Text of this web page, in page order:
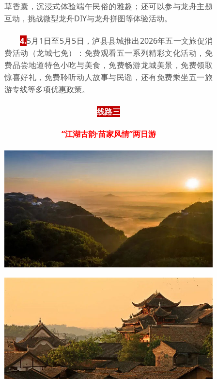
草香囊，沉浸式体验端午民俗的雅趣；还可以参与龙舟主题
互动，挑战微型龙舟DIY与龙舟拼图等体验活动。
4.5月1日至5月5日，泸县县城推出2026年五一文旅促消
费活动（龙城七免）：免费观看五一系列精彩文化活动，免
费品尝地道特色小吃与美食，免费畅游龙城美景，免费领取
惊喜好礼，免费聆听动人故事与民谣，还有免费乘坐五一旅
游专线等多项优惠政策。
线路三
“江湖古韵·苗家风情”两日游